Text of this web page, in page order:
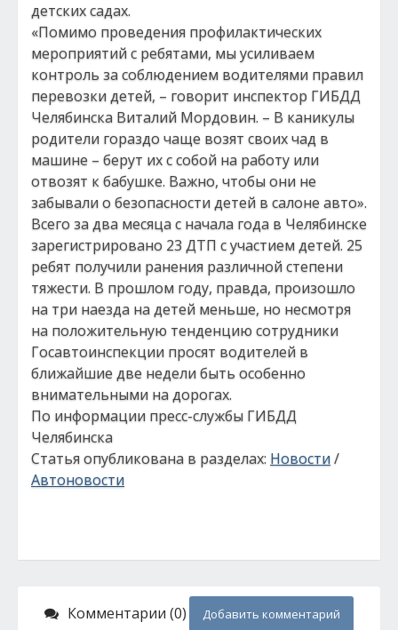
детских садах.
«Помимо проведения профилактических
мероприятий с ребятами, мы усиливаем
контроль за соблюдением водителями правил
перевозки детей, – говорит инспектор ГИБДД
Челябинска Виталий Мордовин. – В каникулы
родители гораздо чаще возят своих чад в
машине – берут их с собой на работу или
отвозят к бабушке. Важно, чтобы они не
забывали о безопасности детей в салоне авто».
Всего за два месяца с начала года в Челябинске
зарегистрировано 23 ДТП с участием детей. 25
ребят получили ранения различной степени
тяжести. В прошлом году, правда, произошло
на три наезда на детей меньше, но несмотря
на положительную тенденцию сотрудники
Госавтоинспекции просят водителей в
ближайшие две недели быть особенно
внимательными на дорогах.
По информации пресс-службы ГИБДД
Челябинска
Статья опубликована в разделах: Новости/
Автоновости
Комментарии (0) Добавить комментарий